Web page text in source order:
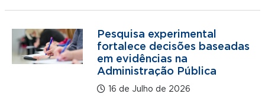
Pesquisa experimental
fortalece decisões baseadas
em evidências na
Administração Pública
16 de Julho de 2026